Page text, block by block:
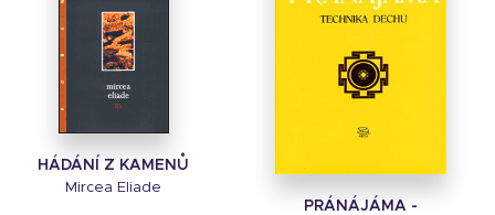
HÁDÁNÍ Z KAMENŮ
Mircea Eliade
PRÁNÁJÁMA -